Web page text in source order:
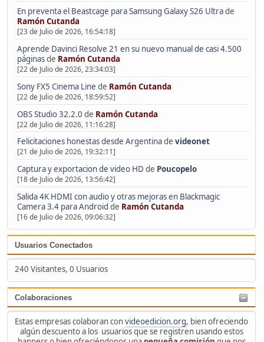
En preventa el Beastcage para Samsung Galaxy S26 Ultrade
Ramón Cutanda
[23 de Julio de 2026, 16:54:18]
Aprende Davinci Resolve 21 en su nuevo manual de casi 4.500
páginasde Ramón Cutanda
[22 de Julio de 2026, 23:34:03]
Sony FX5 Cinema Line de Ramón Cutanda
[22 de Julio de 2026, 18:59:52]
OBS Studio 32.2.0 de Ramón Cutanda
[22 de Julio de 2026, 11:16:28]
Felicitaciones honestas desde Argentinade videonet
[21 de Julio de 2026, 19:32:11]
Captura y exportacion de video HD de Poucopelo
[18 de Julio de 2026, 13:56:42]
Salida 4K HDMI con audio y otras mejoras en Blackmagic
Camera 3.4 para Android de Ramón Cutanda
[16 de Julio de 2026, 09:06:32]
Usuarios Conectados
240 Visitantes, 0 Usuarios
Colaboraciones
Estas empresas colaboran convideoedicion.org, bien ofreciendo
algún descuento a los usuarios que se registren usando estos